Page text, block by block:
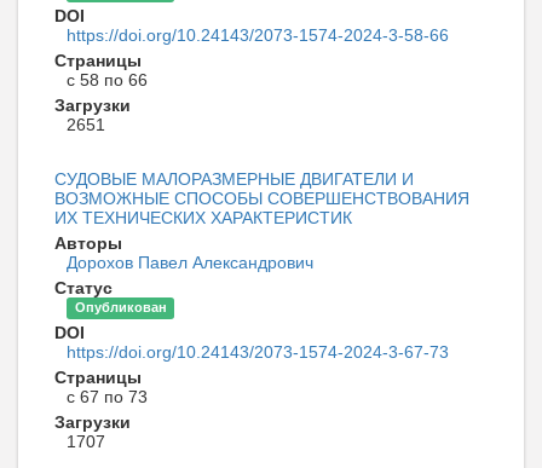
DOI
https://doi.org/10.24143/2073-1574-2024-3-58-66
Страницы
с 58 по 66
Загрузки
2651
СУДОВЫЕ МАЛОРАЗМЕРНЫЕ ДВИГАТЕЛИ И
ВОЗМОЖНЫЕ СПОСОБЫ СОВЕРШЕНСТВОВАНИЯ
ИХ ТЕХНИЧЕСКИХ ХАРАКТЕРИСТИК
Авторы
Дорохов Павел Александрович
Статус
Опубликован
DOI
https://doi.org/10.24143/2073-1574-2024-3-67-73
Страницы
с 67 по 73
Загрузки
1707